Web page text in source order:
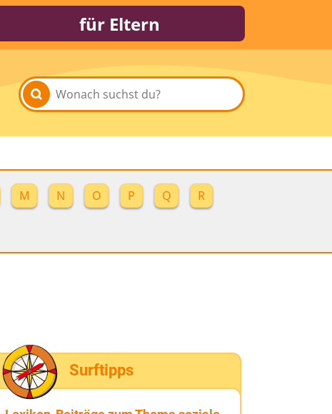
für Eltern
M N O P Q
R
Surftipps